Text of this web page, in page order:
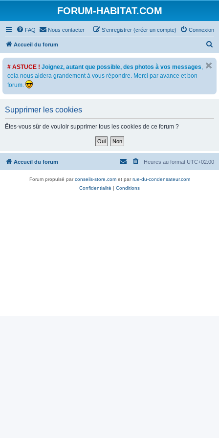
FORUM-HABITAT.COM
FAQ Nous contacter Connexion
S’enregistrer (créer un compte)
Accueil du forum
e
# ASTUCE ! Joignez, autant que possible, des photos à vos messages,
cela nous aidera grandement à vous répondre. Merci par avance et bon
forum.
Supprimer les cookies
Êtes-vous sûr de vouloir supprimer tous les cookies de ce forum ?
Accueil du forum Heures au format UTC+02:00
Forum propulsé parconseils-store.comet parrue-du-condensateur.com
Confidentialité | Conditions